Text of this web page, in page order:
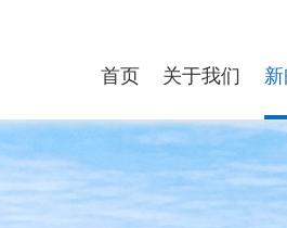
首页 关于我们